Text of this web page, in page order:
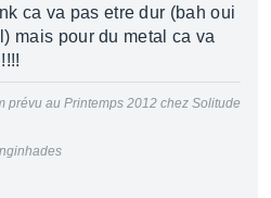
ca va pas etre dur (bah oui
mais pour du metal ca va
prévu au Printemps 2012 chez Solitude